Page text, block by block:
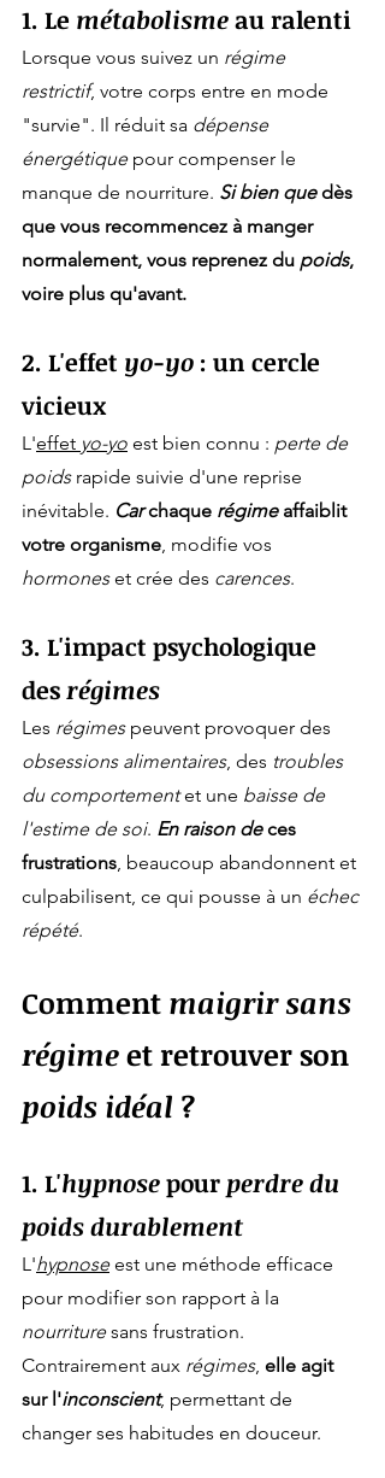
1. Le métabolisme au ralenti
Lorsque vous suivez un régime
restrictif, votre corps entre en mode
"survie". Il réduit sa dépense
énergétique pour compenser le
manque de nourriture. Si bien que dès
que vous recommencez à manger
normalement, vous reprenez du poids,
voire plus qu'avant.
2. L'effet yo-yo : un cercle
vicieux
L'effet yo-yo est bien connu : perte de
poids rapide suivie d'une reprise
inévitable. Car chaque régime affaiblit
votre organisme, modifie vos
hormones et crée des carences.
3. L'impact psychologique
des régimes
Les régimes peuvent provoquer des
obsessions alimentaires, des troubles
du comportement et une baisse de
l'estime de soi. En raison de ces
frustrations, beaucoup abandonnent et
culpabilisent, ce qui pousse à un échec
répété.
Comment maigrir sans
régime et retrouver son
poids idéal ?
1. L'hypnose pour perdre du
poids durablement
L'hypnose est une méthode efficace
pour modifier son rapport à la
nourriture sans frustration.
Contrairement aux régimes, elle agit
sur l'inconscient, permettant de
changer ses habitudes en douceur.